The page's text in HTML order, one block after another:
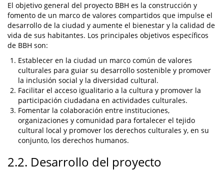
El objetivo general del proyecto BBH es la construcción y
fomento de un marco de valores compartidos que impulse el
desarrollo de la ciudad y aumente el bienestar y la calidad de
vida de sus habitantes. Los principales objetivos específicos
de BBH son:
Establecer en la ciudad un marco común de valores
culturales para guiar su desarrollo sostenible y promover
la inclusión social y la diversidad cultural.
Facilitar el acceso igualitario a la cultura y promover la
participación ciudadana en actividades culturales.
Fomentar la colaboración entre instituciones,
organizaciones y comunidad para fortalecer el tejido
cultural local y promover los derechos culturales y, en su
conjunto, los derechos humanos.
2.2. Desarrollo del proyecto